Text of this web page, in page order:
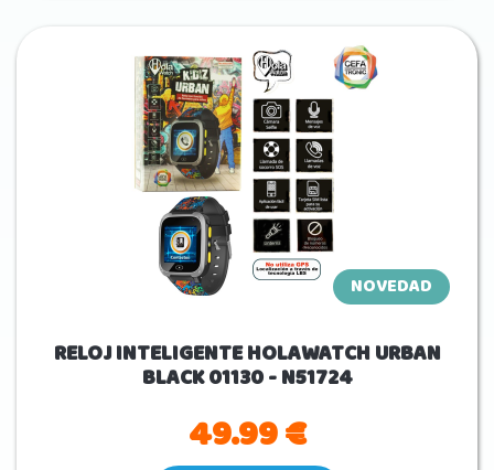
NOVEDAD
RELOJ INTELIGENTE HOLAWATCH URBAN
BLACK 01130 - N51724
49.99 €